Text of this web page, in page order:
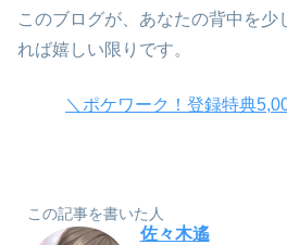
このブログが、あなたの背中を少
れば嬉しい限りです。
＼ポケワーク！登録特典
この記事を書いた人
佐々木遙